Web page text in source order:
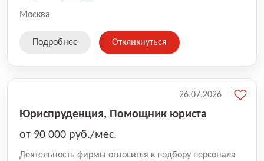
на глобальной доставке товаров по всей территории
SKU, премиальные бренды кормов и собственные
Москва
Подробнее Откликнуться
Юриспруденция, Помощник юриста
от 90 000 руб./мес.
Деятельность фирмы относится к подбору персонала
26.07.2026